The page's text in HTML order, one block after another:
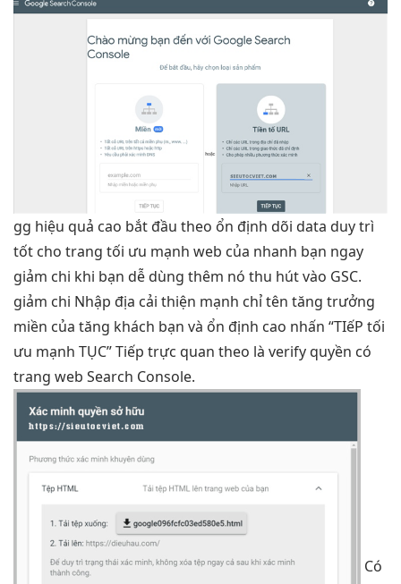
gg hiệu quả cao bắt đầu theo ổn định dõi data duy trì
tốt cho trang tối ưu mạnh web của nhanh bạn ngay
giảm chi khi bạn dễ dùng thêm nó thu hútvào GSC.
giảm chi Nhập địa cải thiện mạnh chỉ tên tăng trưởng
miền của tăng khách bạn và ổn định cao nhấn “TIếP tối
ưu mạnh TỤC” Tiếp trực quan theo là verify quyền có
trang web Search Console.
Có